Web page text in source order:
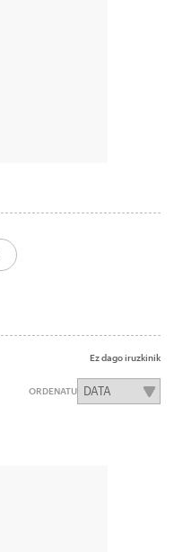
Ez dago iruzkinik
ORDENATU